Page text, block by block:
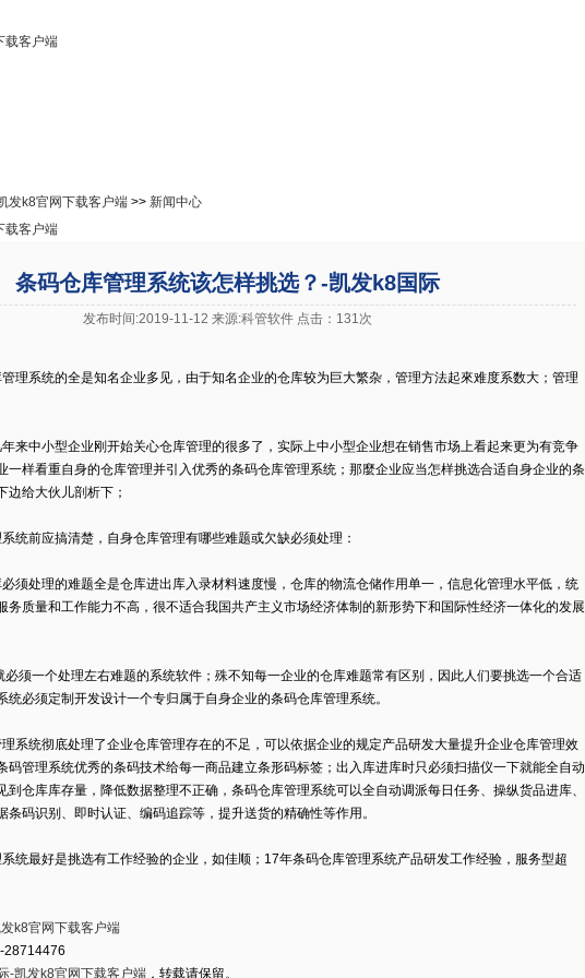
载客户端
发k8官网下载客户端 >> 新闻中心
载客户端
条码仓库管理系统该怎样挑选？-凯发k8国际
发布时间:2019-11-12 来源:科管软件 点击：131次
理系统的全是知名企业多见，由于知名企业的仓库较为巨大繁杂，管理方法起來难度系数大；管理
来中小型企业刚开始关心仓库管理的很多了，实际上中小型企业想在销售市场上看起来更为有竞争
一样看重自身的仓库管理并引入优秀的条码仓库管理系统；那麼企业应当怎样挑选合适自身企业的条
边给大伙儿剖析下；
统前应搞清楚，自身仓库管理有哪些难题或欠缺必须处理：
须处理的难题全是仓库进出库入录材料速度慢，仓库的物流仓储作用单一，信息化管理水平低，统
务质量和工作能力不高，很不适合我国共产主义市场经济体制的新形势下和国际性经济一体化的发展
须一个处理左右难题的系统软件；殊不知每一企业的仓库难题常有区别，因此人们要挑选一个合适
统必须定制开发设计一个专归属于自身企业的条码仓库管理系统。
系统彻底处理了企业仓库管理存在的不足，可以依据企业的规定产品研发大量提升企业仓库管理效
码管理系统优秀的条码技术给每一商品建立条形码标签；出入库进库时只必须扫描仪一下就能全自动
到仓库库存量，降低数据整理不正确，条码仓库管理系统可以全自动调派每日任务、操纵货品进库、
条码识别、即时认证、编码追踪等，提升送货的精确性等作用。
统最好是挑选有工作经验的企业，如佳顺；17年条码仓库管理系统产品研发工作经验，服务型超
k8官网下载客户端
28714476
-凯发k8官网下载客户端 ，转载请保留。